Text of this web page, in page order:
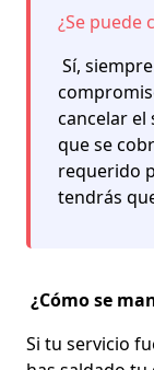
¿Se puede
Sí,
cancelar el
que se
requerido
tendrás
¿Cómo se
Si tu servicio